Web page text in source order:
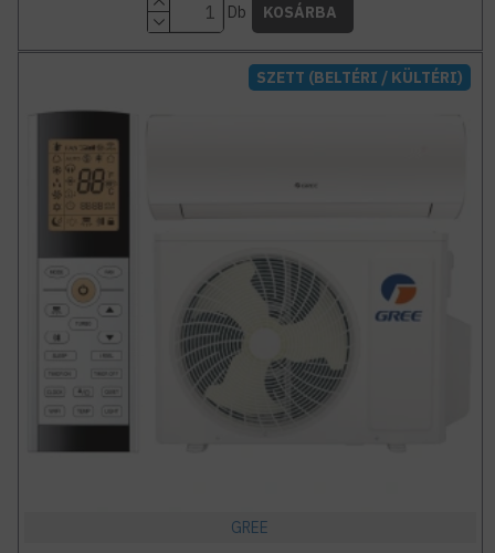
Db KOSÁRBA
SZETT (BELTÉRI / KÜLTÉRI)
GREE